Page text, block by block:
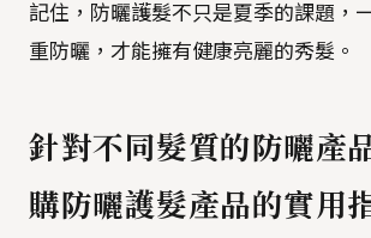
記住，防曬護髮不只是夏季的課題，
重防曬，才能擁有健康亮麗的秀髮。
針對不同髮質的防曬產
購防曬護髮產品的實用